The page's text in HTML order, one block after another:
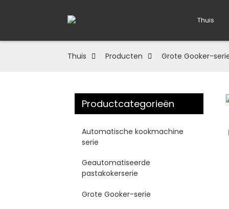
Thuis
Thuis Producten Grote Gooker-
Productcategorieën
Automatische kookmachine
serie
Geautomatiseerde
pastakokerserie
Grote Gooker-serie
Loading...
Loading...